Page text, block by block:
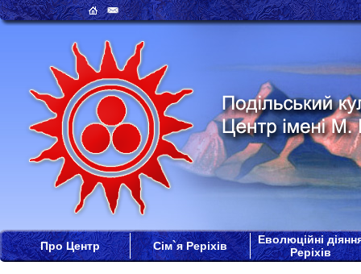
Про Центр Сім`я Реріхів
Еволюційні
Реріхів